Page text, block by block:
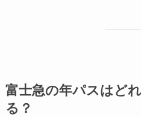
富士急の年パスはど
る？